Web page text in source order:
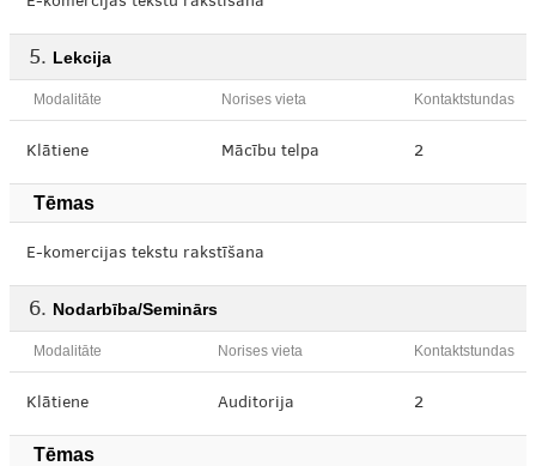
Lekcija
Modalitāte Norises vieta Kontaktstundas
Klātiene Mācību telpa 2
Tēmas
E-komercijas tekstu rakstīšana
Nodarbība/Seminārs
Modalitāte Norises vieta Kontaktstundas
Klātiene Auditorija 2
Tēmas